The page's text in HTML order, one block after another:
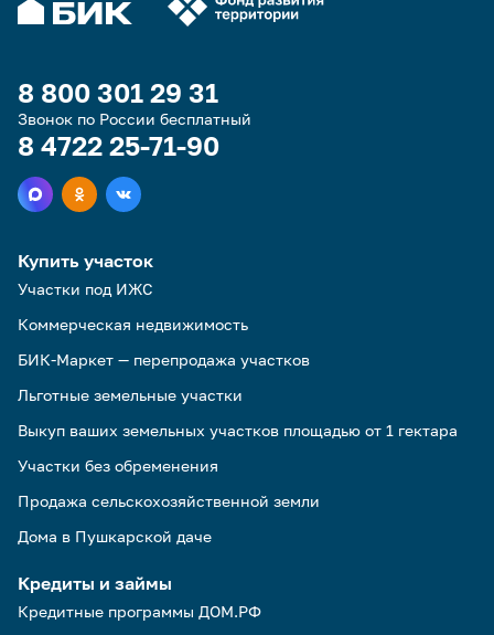
8 800 301 29 31
Звонок по России бесплатный
8 4722 25-71-90
Купить участок
Участки под ИЖС
Коммерческая недвижимость
БИК-Маркет — перепродажа участков
Льготные земельные участки
Выкуп ваших земельных участков площадью от 1 гектара
Участки без обременения
Продажа сельскохозяйственной земли
Дома в Пушкарской даче
Кредиты и займы
Кредитные программы ДОМ.РФ